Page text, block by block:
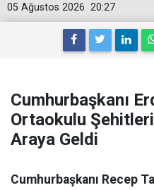
20:27
05 Ağustos 2026
Cumhurbaşkanı
Ortaokulu
Araya Geldi
Cumhurbaşkanı Recep